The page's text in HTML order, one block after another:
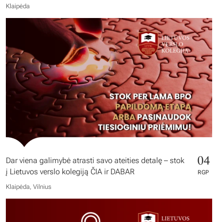
Klaipėda
Dar viena galimybė atrasti savo ateities detalę – stok
į Lietuvos verslo kolegiją ČIA ir DABAR
04
RGP
Klaipėda, Vilnius